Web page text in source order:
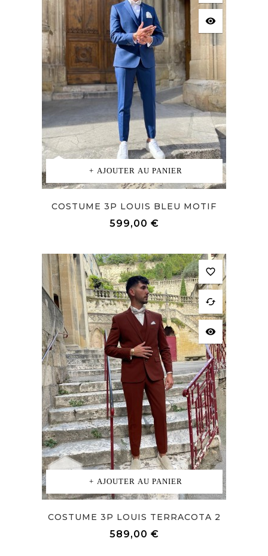
AJOUTER AU PANIER
visibility
COSTUME 3P LOUIS BLEU MOTIF
599,00 €Prix
AJOUTER AU PANIER
favorite_border
cached
visibility
COSTUME 3P LOUIS TERRACOTA 2
589,00 €Prix